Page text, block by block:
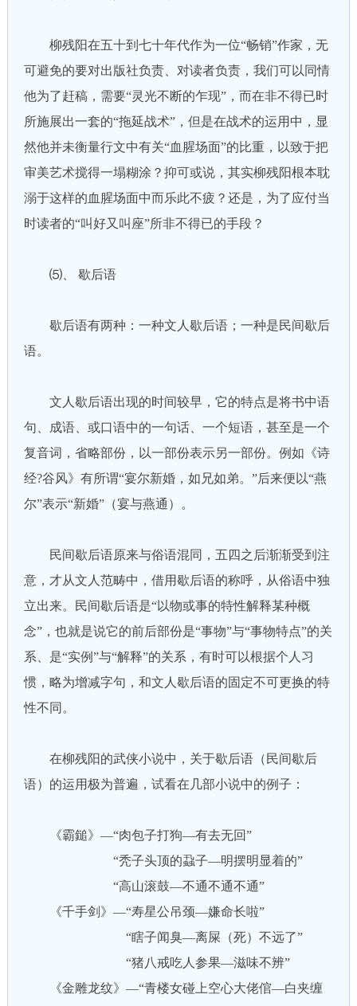
柳残阳在五十到七十年代作为一位“畅销”作家，无
可避免的要对出版社负责、对读者负责，我们可以同情
他为了赶稿，需要“灵光不断的乍现”，而在非不得已时
所施展出一套的“拖延战术”，但是在战术的运用中，显
然他并未衡量行文中有关“血腥场面”的比重，以致于把
审美艺术搅得一塌糊涂？抑可或说，其实柳残阳根本耽
溺于这样的血腥场面中而乐此不疲？还是，为了应付当
时读者的“叫好又叫座”所非不得已的手段？
⑸、 歇后语
歇后语有两种：一种文人歇后语；一种是民间歇后
语。
文人歇后语出现的时间较早，它的特点是将书中语
句、成语、或口语中的一句话、一个短语，甚至是一个
复音词，省略部份，以一部份表示另一部份。例如《诗
经?谷风》有所谓“宴尔新婚，如兄如弟。”后来便以“燕
尔”表示“新婚”（宴与燕通）。
民间歇后语原来与俗语混同，五四之后渐渐受到注
意，才从文人范畴中，借用歇后语的称呼，从俗语中独
立出来。民间歇后语是“以物或事的特性解释某种概
念”，也就是说它的前后部份是“事物”与“事物特点”的关
系、是“实例”与“解释”的关系，有时可以根据个人习
惯，略为增减字句，和文人歇后语的固定不可更换的特
性不同。
在柳残阳的武侠小说中，关于歇后语（民间歇后
语）的运用极为普遍，试看在几部小说中的例子：
《霸鎚》—“肉包子打狗—有去无回”
“秃子头顶的蝨子—明摆明显着的”
“高山滚鼓—不通不通不通”
《千手剑》—“寿星公吊颈—嫌命长啦”
“瞎子闻臭—离屎（死）不远了”
“猪八戒吃人参果—滋味不辨”
《金雕龙纹》—“青楼女碰上空心大佬倌—白夹缠